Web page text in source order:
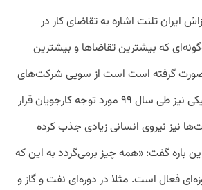
ایران تلنت اشاره به تقاضای کار در
که بیشترین تقاضاها و بیشترین
گرفته است است از سویی شرکت‌های
مرتبط با تجارت الکترونیکی نیز طی سال ۹۹ مورد توجه کارجویان قرار
نیز نیروی انسانی زیادی جذب کرده
باره گفت: «همه چیز برمی‌گردد به این که
فعال است. مثلا در دوره‌ای نفت و گاز و